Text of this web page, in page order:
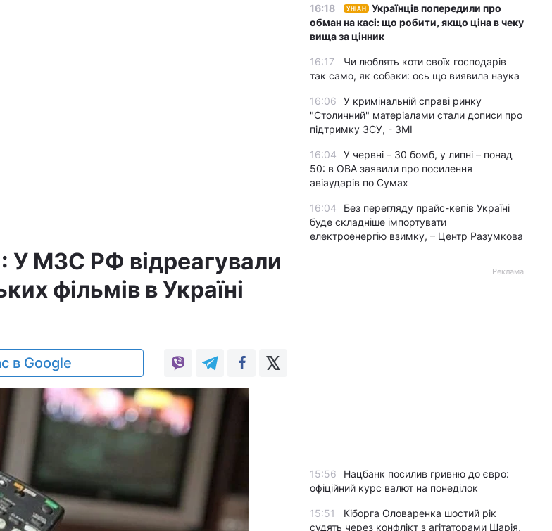
У МЗС РФ відреагували
фільмів в Україні
в Google
16:18 УНІАН
Українців попередили про
обман на касі: що робити, якщо ціна в чеку
вища за цінник
16:17
Чи люблять коти своїх господарів
так само, як собаки: ось що виявила наука
16:06
У кримінальній справі ринку
"Столичний" матеріалами стали дописи про
підтримку ЗСУ, - ЗМІ
16:04
У червні – 30 бомб, у липні – понад
50: в ОВА заявили про посилення
авіаударів по Сумах
16:04
Без перегляду прайс-кепів Україні
буде складніше імпортувати
електроенергію взимку, – Центр Разумкова
Реклама
15:56
Нацбанк посилив гривню до євро:
офіційний курс валют на понеділок
15:51
Кіборга Оловаренка шостий рік
судять через конфлікт з агітаторами Шарія,